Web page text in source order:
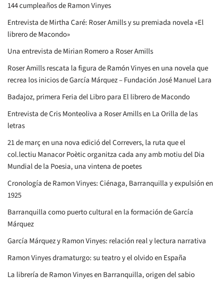
144 cumpleaños de Ramon Vinyes
Entrevista de Mirtha Caré: Roser Amills y su premiada novela «El
librero de Macondo»
Una entrevista de Mirian Romero a Roser Amills
Roser Amills rescata la figura de Ramón Vinyes en una novela que
recrea los inicios de García Márquez – Fundación José Manuel Lara
Badajoz, primera Feria del Libro para El librero de Macondo
Entrevista de Cris Monteoliva a Roser Amills en La Orilla de las
letras
21 de març en una nova edició del Correvers, la ruta que el
col.lectiu Manacor Poètic organitza cada any amb motiu del Dia
Mundial de la Poesia, una vintena de poetes
Cronología de Ramon Vinyes: Ciénaga, Barranquilla y expulsión en
1925
Barranquilla como puerto cultural en la formación de García
Márquez
García Márquez y Ramon Vinyes: relación real y lectura narrativa
Ramon Vinyes dramaturgo: su teatro y el olvido en España
La librería de Ramon Vinyes en Barranquilla, origen del sabio